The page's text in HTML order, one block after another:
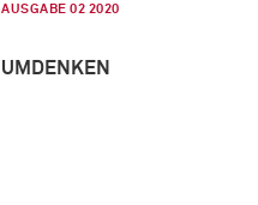
AUSGABE 02 2020
UMDENKEN